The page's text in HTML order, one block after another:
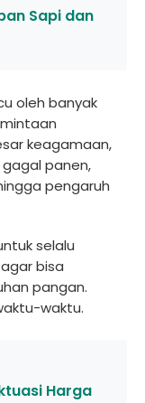
Sapi dan
oleh banyak
keagamaan,
panen,
pengaruh
selalu
bisa
pangan.
waktu.
Harga